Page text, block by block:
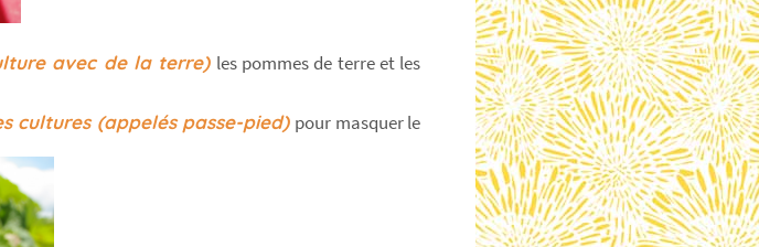
avec de la terre) les pommes de terre et les
cultures (appelés passe-pied) pour masquer le